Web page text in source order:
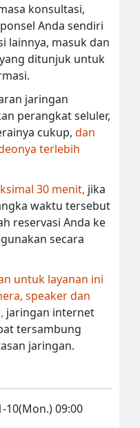
konsultasi,
Anda sendiri
lainnya, masuk dan
ditunjuk untuk
jaringan
perangkat seluler,
cukup, dan
terlebih
30 menit, jika
waktu tersebut
reservasi Anda ke
secara
untuk layanan ini
speaker dan
jaringan internet
tersambung
jaringan.
10(Mon.) 09:00